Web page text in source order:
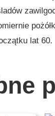
lat 60.